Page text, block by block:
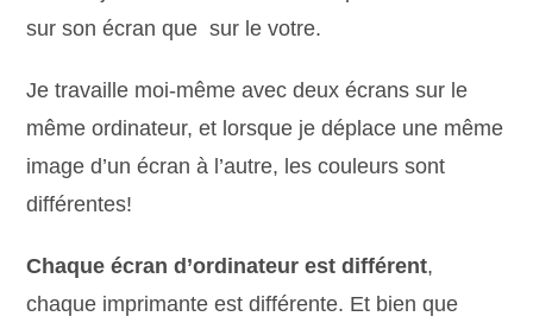
sur son écran que sur le votre.
Je travaille moi-même avec deux écrans sur le
même ordinateur, et lorsque je déplace une même
image d’un écran à l’autre, les couleurs sont
différentes!
Chaque écran d’ordinateur est différent,
chaque imprimante est différente. Et bien que